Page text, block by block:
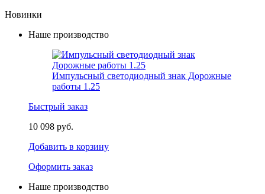
Новинки
Наше производство
Импульсный светодиодный знак Дорожные
работы 1.25
Быстрый заказ
10 098 руб.
Добавить в корзину
Оформить заказ
Наше производство